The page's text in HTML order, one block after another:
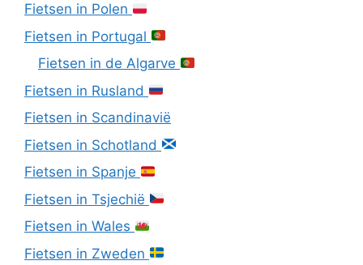
Fietsen in Polen
Fietsen in Portugal
Fietsen in de Algarve
Fietsen in Rusland
Fietsen in Scandinavië
Fietsen in Schotland
Fietsen in Spanje
Fietsen in Tsjechië
Fietsen in Wales
Fietsen in Zweden